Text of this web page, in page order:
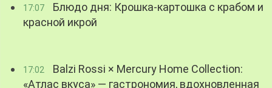
17:07
Блюдо дня: Крошка-картошка с крабом и
красной икрой
17:02
Balzi Rossi × Mercury Home Collection:
«Атлас вкуса» — гастрономия, вдохновленная